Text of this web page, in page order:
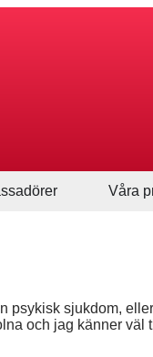
Våra
psykisk sjukdom,
och jag känner väl